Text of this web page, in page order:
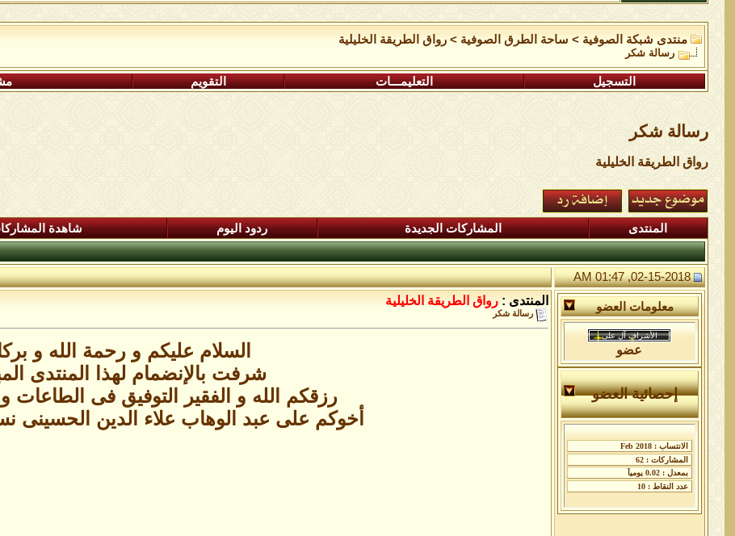
منتدى شبكة الصوفية > ساحة الطرق الصوفية >رواق الطريقة الخليلية
رسالة شكر
التسجيل التعليمـــات التقويم
رسالة شكر
رواق الطريقة الخليلية
المنتدى المشاركات الجديدة ردود اليوم شاهدة
02-15-2018, 01:47 AM
معلومات العضو
عضو
إحصائية العضو
المنتدى : رواق الطريقة الخليلية
رسالة شكر
السلام عليكم و رحمة الله و
شرفت بالإنضمام لهذا المنتدى
رزقكم الله و الفقير التوفيق فى الطاعات
أخوكم على عبد الوهاب علاء الدين الحسينى